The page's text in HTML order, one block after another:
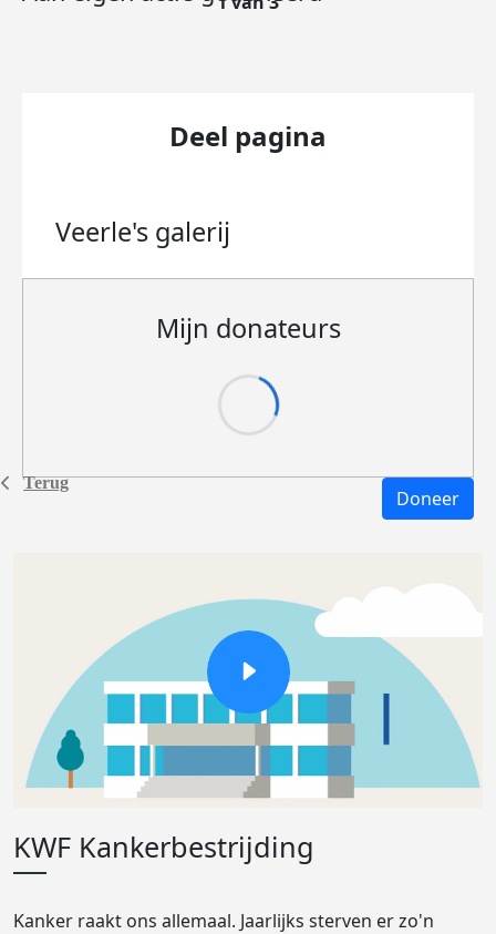
Terug
Deel pagina
Veerle's galerij
Mijn donateurs
Doneer
KWF Kankerbestrijding
Kanker raakt ons allemaal. Jaarlijks sterven er zo'n